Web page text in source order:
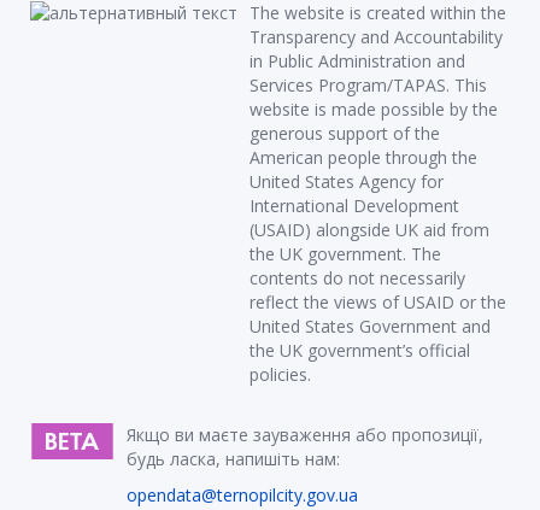
The website is created within the
Transparency and Accountability
in Public Administration and
Services Program/TAPAS. This
website is made possible by the
generous support of the
American people through the
United States Agency for
International Development
(USAID) alongside UK aid from
the UK government. The
contents do not necessarily
reflect the views of USAID or the
United States Government and
the UK government’s official
policies.
Якщо ви маєте зауваження або пропозиції,
будь ласка, напишіть нам:
opendata@ternopilcity.gov.ua